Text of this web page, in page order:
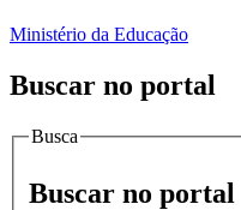
Ministério da Educação
Buscar no portal
Busca
Buscar no portal